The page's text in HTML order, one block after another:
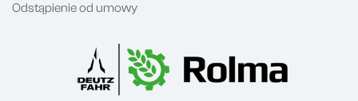
Odstąpienie od umowy